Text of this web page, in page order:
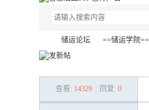
储运论坛
›
==储运学院==
查看: 14329 回复: 0